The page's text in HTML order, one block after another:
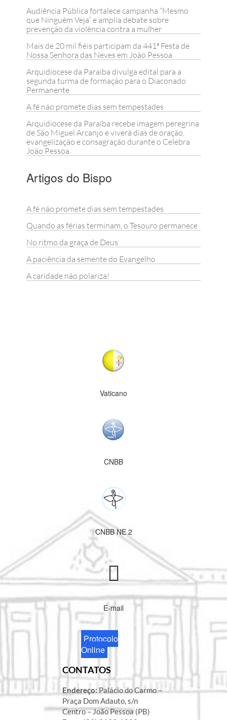
Audiência Pública fortalece campanha “Mesmo
que Ninguém Veja” e amplia debate sobre
prevenção da violência contra a mulher
Mais de 20 mil fiéis participam da 441ª Festa de
Nossa Senhora das Neves em João Pessoa
Arquidiocese da Paraíba divulga edital para a
segunda turma de formação para o Diaconado
Permanente
A fé não promete dias sem tempestades
Arquidiocese da Paraíba recebe imagem peregrina
de São Miguel Arcanjo e viverá dias de oração,
evangelização e consagração durante o Celebra
João Pessoa
Artigos do Bispo
A fé não promete dias sem tempestades
Quando as férias terminam, o Tesouro permanece
No ritmo da graça de Deus
A paciência da semente do Evangelho
A caridade não polariza!
Vaticano
CNBB
CNBB NE 2
E-mail
Protocolo
Online
CONTATOS
Endereço:Palácio do Carmo –
Praça Dom Adauto, s/n
Centro – João Pessoa (PB)